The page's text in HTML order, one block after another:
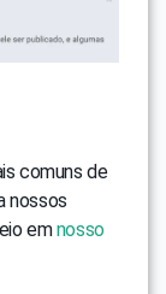
comuns de
nossos
emnosso